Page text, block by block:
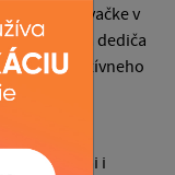
na poľovačke v
určil za dediča
exkluzívneho
vojnami.
ich člnkármi i